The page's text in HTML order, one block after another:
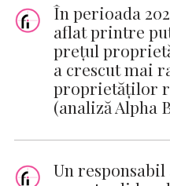
În perioada
aflat printre
prețul
a crescut mai
proprietăților
(analiză Alpha
Un